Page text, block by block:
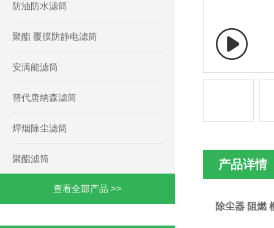
防油防水滤筒
聚酯 覆膜防静电滤筒
安满能滤筒
替代唐纳森滤筒
焊烟除尘滤筒
聚酯滤筒
查看全部产品 >>
产品详情
除尘器 阻燃